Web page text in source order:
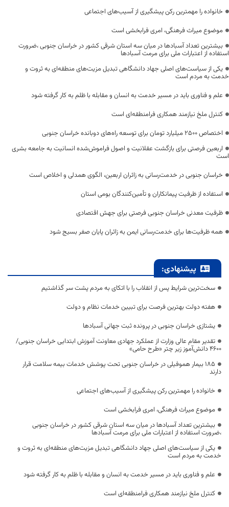
خانواده را مهمترین رکن پیشگیری از آسیب‌های اجتماعی
موضوع میراث فرهنگی، امری فرابخشی است
بیشترین تعداد آسبادها در میان سه استان شرقی کشور در خراسان جنوبی ،ضرورت
استفاده از اعتبارات ملی برای مرمت آسبادها
یکی از سیاست‌های اصلی جهاد دانشگاهی تبدیل مزیت‌های منطقه‌ای به ثروت و
خدمت به مردم است
علم و فناوری باید در مسیر خدمت به انسان و مقابله با ظلم به کار گرفته شود
کنترل ملخ نیازمند همکاری فرامنطقه‌ای است
اختصاص 2500 میلیارد تومان برای توسعه راه‌های دوبانده خراسان جنوبی
اربعین فرصتی برای بازگشت عقلانیت و اصول فراموش‌شده انسانیت به جامعه بشری
است
خراسان جنوبی در خدمت‌رسانی به زائران اربعین، الگوی همدلی و اخلاص است
استفاده از ظرفیت پیمانکاران و تأمین‌کنندگان بومی استان
ظرفیت معدنی خراسان جنوبی فرصتی برای جهش اقتصادی
همه ظرفیت‌ها برای خدمت‌رسانی ایمن به زائران پایان صفر بسیج شود
پیشنهادی:
سخت‌ترین شرایط پس از انقلاب را با اتکای به مردم پشت سر گذاشتیم
هفته دولت بهترین فرصت برای تبیین خدمات نظام و دولت
یشتازی خراسان جنوبی در پرونده ثبت جهانی آسبادها
تقدیر مقام عالی وزارت از عملکرد جهادی معاونت آموزش ابتدایی خراسان جنوبی/
۴۶۰۰ دانش‌آموز زیر چتر «طرح حامی»
۱۸۵ بیمار هموفیلی در خراسان جنوبی تحت پوشش خدمات بیمه سلامت قرار
دارند
خانواده را مهمترین رکن پیشگیری از آسیب‌های اجتماعی
موضوع میراث فرهنگی، امری فرابخشی است
بیشترین تعداد آسبادها در میان سه استان شرقی کشور در خراسان جنوبی
،ضرورت استفاده از اعتبارات ملی برای مرمت آسبادها
یکی از سیاست‌های اصلی جهاد دانشگاهی تبدیل مزیت‌های منطقه‌ای به ثروت و
خدمت به مردم است
علم و فناوری باید در مسیر خدمت به انسان و مقابله با ظلم به کار گرفته شود
کنترل ملخ نیازمند همکاری فرامنطقه‌ای است